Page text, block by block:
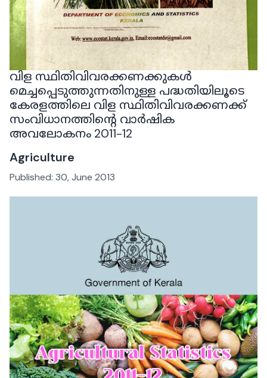
വിള സ്ഥിതിവിവരക്കണക്കുകൾ
മെച്ചപ്പെടുത്തുന്നതിനുള്ള പദ്ധതിയിലൂടെ
കേരളത്തിലെ വിള സ്ഥിതിവിവരക്കണക്ക്
സംവിധാനത്തിന്റെ വാർഷിക
അവലോകനം 2011-12
Agriculture
Published: 30, June 2013